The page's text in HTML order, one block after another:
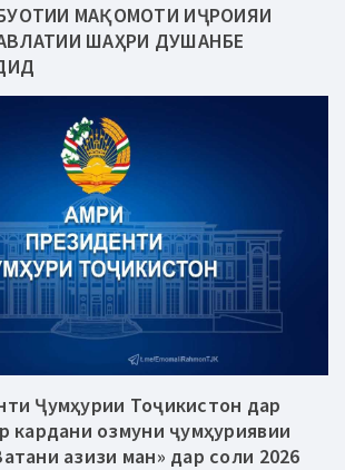
МАҚОМОТИ ИҶРОИЯИ
ШАҲРИ ДУШАНБЕ
Ҷумҳурии Тоҷикистон дар
кардани озмуни ҷумҳуриявии
азизи ман» дар соли 2026